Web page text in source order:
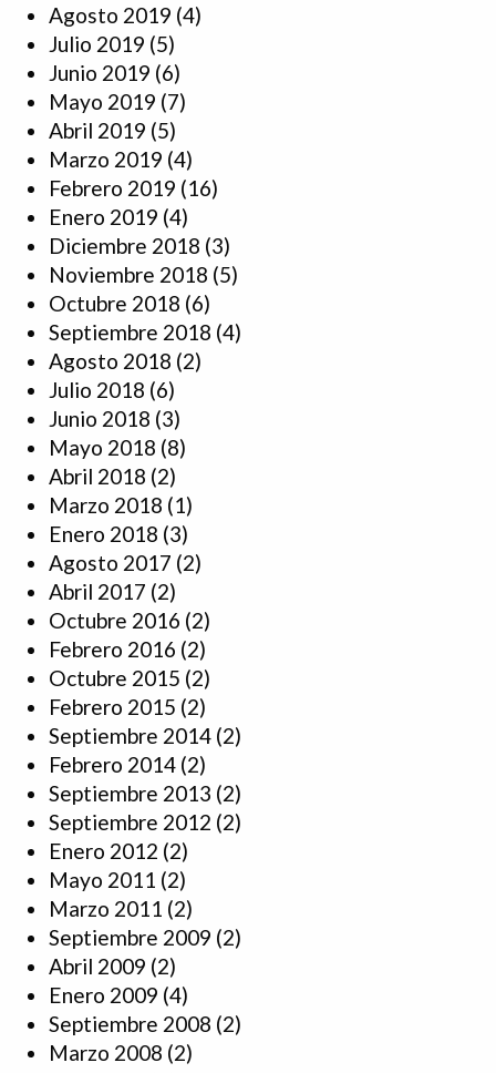
Agosto 2019 (4)
Julio 2019 (5)
Junio 2019 (6)
Mayo 2019 (7)
Abril 2019 (5)
Marzo 2019 (4)
Febrero 2019 (16)
Enero 2019 (4)
Diciembre 2018 (3)
Noviembre 2018 (5)
Octubre 2018 (6)
Septiembre 2018 (4)
Agosto 2018 (2)
Julio 2018 (6)
Junio 2018 (3)
Mayo 2018 (8)
Abril 2018 (2)
Marzo 2018 (1)
Enero 2018 (3)
Agosto 2017 (2)
Abril 2017 (2)
Octubre 2016 (2)
Febrero 2016 (2)
Octubre 2015 (2)
Febrero 2015 (2)
Septiembre 2014 (2)
Febrero 2014 (2)
Septiembre 2013 (2)
Septiembre 2012 (2)
Enero 2012 (2)
Mayo 2011 (2)
Marzo 2011 (2)
Septiembre 2009 (2)
Abril 2009 (2)
Enero 2009 (4)
Septiembre 2008 (2)
Marzo 2008 (2)